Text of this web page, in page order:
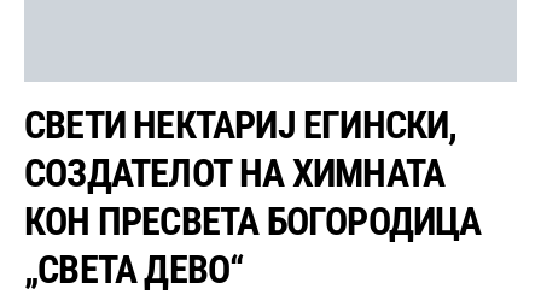
СВЕТИ НЕКТАРИЈ ЕГИНСКИ,
СОЗДАТЕЛОТ НА ХИМНАТА
КОН ПРЕСВЕТА БОГОРОДИЦА
„СВЕТА ДЕВО“